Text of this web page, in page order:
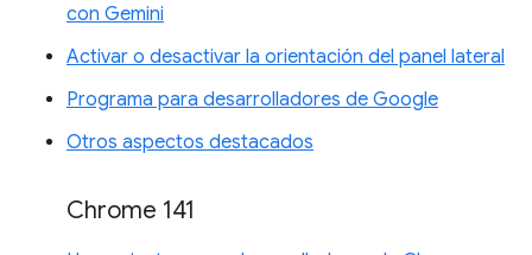
con Gemini
Activar o desactivar la orientación del panel lateral
Programa para desarrolladores de Google
Otros aspectos destacados
Chrome 141